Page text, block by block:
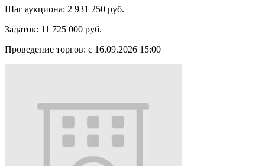
Шаг аукциона: 2 931 250 руб.
Задаток: 11 725 000 руб.
Проведение торгов: с 16.09.2026 15:00